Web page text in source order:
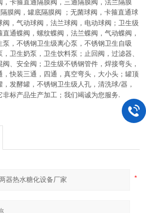
，卡箍直通隔膜阀，三通隔膜阀，法兰隔膜
膜阀，罐底隔膜阀 ；无菌球阀 ，卡箍直通球
阀，气动球阀，法兰球阀，电动球阀 ； 卫生级
直通蝶阀，螺纹蝶阀，法兰蝶阀，气动蝶阀，
泵 ，不锈钢卫生级离心泵，不锈钢卫生自吸
，卫生奶泵，卫生饮料泵 ； 止回阀，过滤器、
阀、安全阀 ； 卫生级不锈钢管件 ，焊接弯头，
，快装三通，四通，真空弯头，大小头 ；罐顶
，发酵罐，不锈钢卫生级人孔，清洗球/器，
非标产品生产加工 ；我们竭诚为您服务.